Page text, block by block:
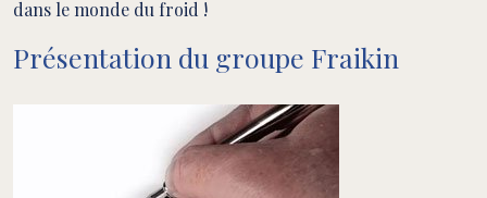
dans le monde du froid !
Présentation du groupe Fraikin